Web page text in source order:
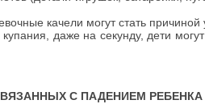
качели могут стать причиной
даже на секунду, дети
С ПАДЕНИЕМ РЕБЕНКА